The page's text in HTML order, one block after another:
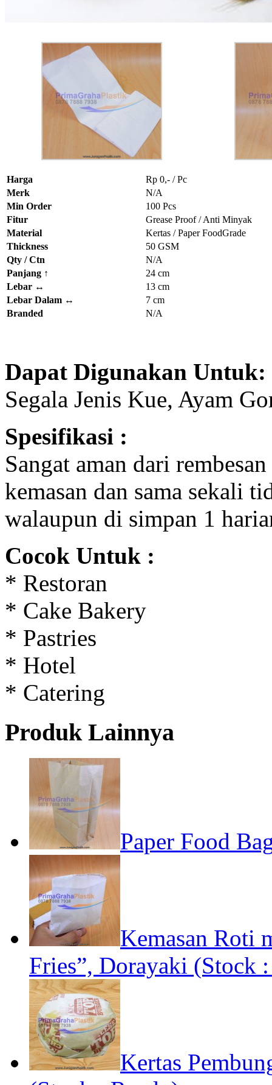
Harga
Rp 0,- / Pc
Merk
N/A
Min Order
100 Pcs
Fitur
Grease Proof / Anti Minyak
Material
Kertas / Paper FoodGrade
Thickness
50 GSM
Qty / Ctn
N/A
Panjang ↑
24 cm
Lebar ↔
13 cm
Lebar Dalam ↔
7 cm
Branded
N/A
Dapat Digunakan Untuk:
Segala Jenis Kue, Ayam
Spesifikasi :
Sangat aman dari
kemasan dan sama sekali
walaupun di simpan 1
Cocok Untuk :
* Restoran
* Cake Bakery
* Pastries
* Hotel
* Catering
Produk Lainnya
Paper Food
Kemasan Roti
Fries”, Dorayaki (Stock
Kertas